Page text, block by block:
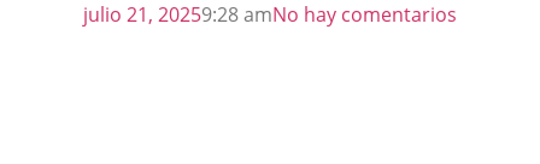
julio 21, 20259:28 amNo hay comentarios